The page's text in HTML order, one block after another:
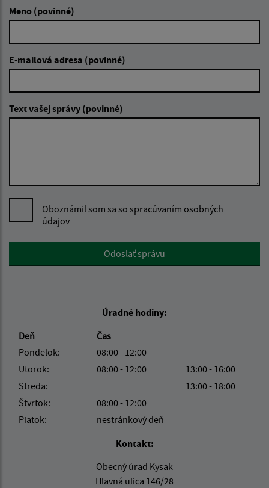
Meno (povinné)
E-mailová adresa (povinné)
Text vašej správy (povinné)
Oboznámil som sa so spracúvaním osobných
údajov
Google reCaptcha ResponseOdoslať správu
Úradné hodiny:
Deň
Čas
Pondelok:
08:00 - 12:00
Utorok:
08:00 - 12:00
13:00 - 16:00
Streda:
13:00 - 18:00
Štvrtok:
08:00 - 12:00
Piatok:
nestránkový deň
Kontakt:
Obecný úrad Kysak
Hlavná ulica 146/28